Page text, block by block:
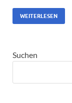
WEITERLESEN
Suchen